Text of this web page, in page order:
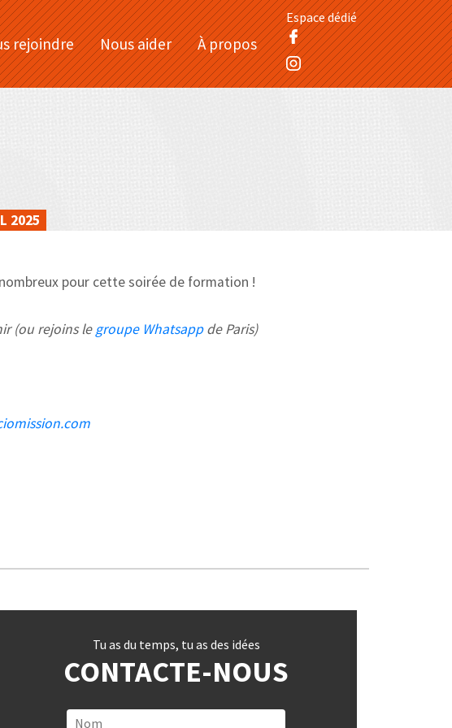
rejoindre Nous aider À propos
Espace dédié
2025
pour cette soirée de formation !
(ou rejoins legroupe Whatsappde Paris)
Tu as du temps, tu as des idées
CONTACTE-NOUS